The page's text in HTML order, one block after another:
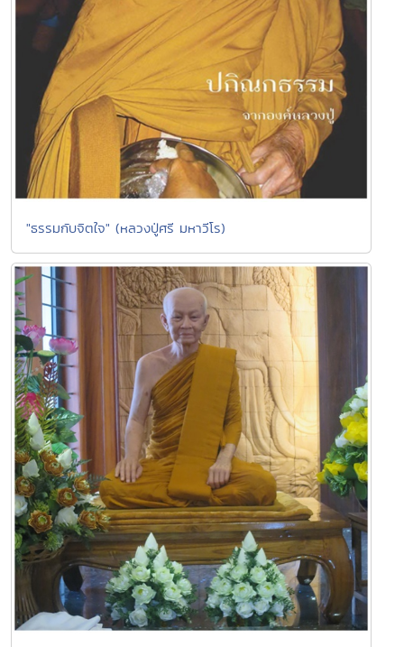
"ธรรมกับจิตใจ" (หลวงปู่ศรี มหาวีโร)